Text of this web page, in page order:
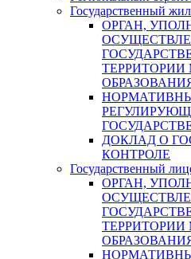
Государственный
ОРГАН,
ДОКЛАД О
КОНТРОЛЕ
Государственный
ОРГАН,